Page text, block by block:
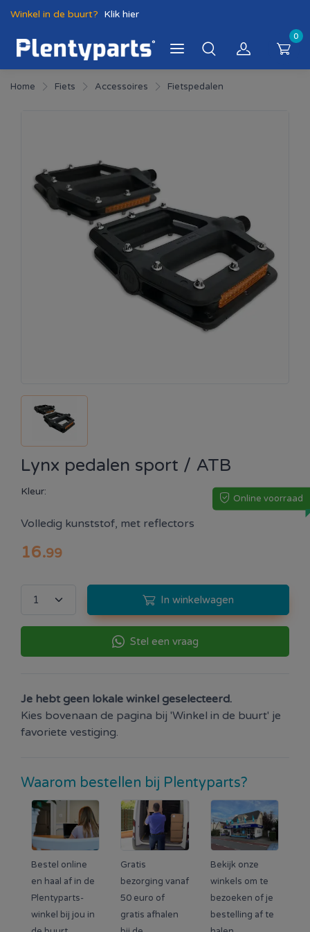
Winkel in de buurt? Klik hier
0
Home Fiets Accessoires Fietspedalen
Lynx pedalen sport / ATB
Kleur:
Online voorraad
Volledig kunststof, met reflectors
16.99
In winkelwagen
Stel een vraag
Je hebt geen lokale winkel geselecteerd.
Kies bovenaan de pagina bij 'Winkel in de buurt' je
favoriete vestiging.
Waarom bestellen bij Plentyparts?
Bestel online
en haal af in de
Plentyparts-
winkel bij jou in
Gratis
bezorging vanaf
50 euro of
gratis afhalen
Bekijk onze
winkels om te
bezoeken of je
bestelling af te